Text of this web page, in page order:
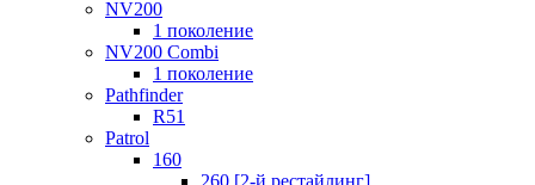
NV200
1 поколение
NV200 Combi
1 поколение
Pathfinder
R51
Patrol
160
260 [2-й рестайлинг]